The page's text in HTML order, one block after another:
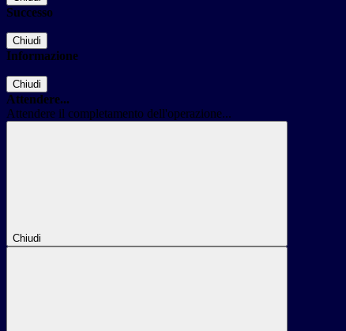
Successo
Chiudi
Informazione
Chiudi
Attendere...
Attendere il completamento dell'operazione...
Chiudi